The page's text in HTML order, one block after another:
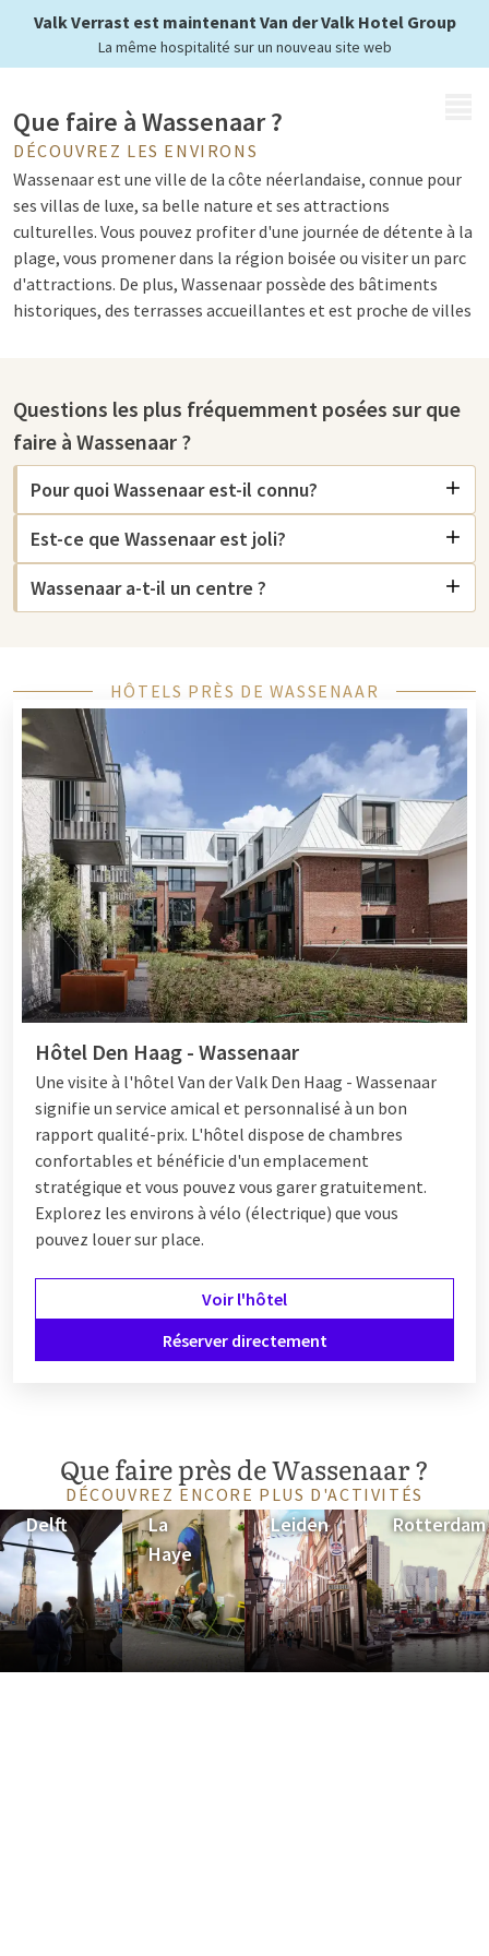
Valk Verrast est maintenant Van der Valk Hotel Group
La même hospitalité sur un nouveau site web
Que faire à Wassenaar ?
DÉCOUVREZ LES ENVIRONS
Wassenaar est une ville de la côte néerlandaise, connue pour
ses villas de luxe, sa belle nature et ses attractions
culturelles. Vous pouvez profiter d'une journée de détente à la
plage, vous promener dans la région boisée ou visiter un parc
d'attractions. De plus, Wassenaar possède des bâtiments
historiques, des terrasses accueillantes et est proche de villes
Attractions à Wassenaar
Wassenaar et ses environs offrent un mélange parfait de
culture, d'aventure et de détente, idéal pour une excursion ou
un week-end. Pour les amateurs d'art, le Museum Voorlinden
est incontournable. Vous pouvez y admirer des œuvres d'art
moderne et un magnifique jardin. À proximité se trouve le
célèbreMauritshuis, où vous pouvez admirer des chefs-
classiques, idéale pour les amateurs d'art et d'histoire.
Vous cherchez une aventure pour toute la famille ? Les
possibilités sont nombreuses.
Duinrellpropose une journée
passionnante avec des attractions et le Tikibad, un grand parc
aquatique avec de nombreux toboggans. ÀMadurodam vous
pouvez découvrir les Pays-Bas en miniature. Corpus offre un
voyage unique à travers le corps humain, éducatif et
divertissant pour les jeunes et les moins jeunes. Pour les plus
jeunes visiteurs,Legolandet SEA LIFE Scheveningen sont
incontournables, les deux parfaits pour une journée de plaisir
et de découverte.
En matière de shopping, la région a également beaucoup à
large éventail de boutiques et de restaurants parfaits pour
une journée de shopping. La Haye propose de nombreuses
boutiques et magasins dans le centre-ville, tandis qu'à
Kijkduin, vous pouvez profiter de la détente, des magasins et
du divertissement en bord de mer. Pour une sortie cinéma,
rendez-vous chez Pathé Ypenburg.
Pour une dose d'adrénaline, vous pouvez aller à
mer. Ou visitez DeUithof, où vous pouvez profiter du ski
indoor, du patinage et du karting. En bref, Wassenaar et ses
environs ont quelque chose pour tout le monde et offrent une
expérience inoubliable.
Wassenaar dispose de plusieurs hôtels offrant confort et
calme, idéaux pour les amateurs de plage et de nature. Les
hébergements varient des options de luxe avec spas et
restaurants aux hôtels avec location de vélos pour explorer la
région. Grâce à son emplacement pratique à proximité de la
plage, des dunes et de diverses attractions culturelles,
Wassenaar est la base idéale pour un séjour relaxant et varié.
Questions les plus fréquemment posées sur que
faire à Wassenaar ?
Pour quoi Wassenaar est-il connu?
Est-ce que Wassenaar est joli?
Wassenaar a-t-il un centre ?
HÔTELS PRÈS DE WASSENAAR
Hôtel Den Haag - Wassenaar
Une visite à l'hôtel Van der Valk Den Haag - Wassenaar
signifie un service amical et personnalisé à un bon
rapport qualité-prix. L'hôtel dispose de chambres
confortables et bénéficie d'un emplacement
stratégique et vous pouvez vous garer gratuitement.
Explorez les environs à vélo (électrique) que vous
pouvez louer sur place.
Voir l'hôtel
Réserver directement
Que faire près de Wassenaar ?
DÉCOUVREZ ENCORE PLUS D'ACTIVITÉS
Delft
La
Haye
Leiden Rotterdam